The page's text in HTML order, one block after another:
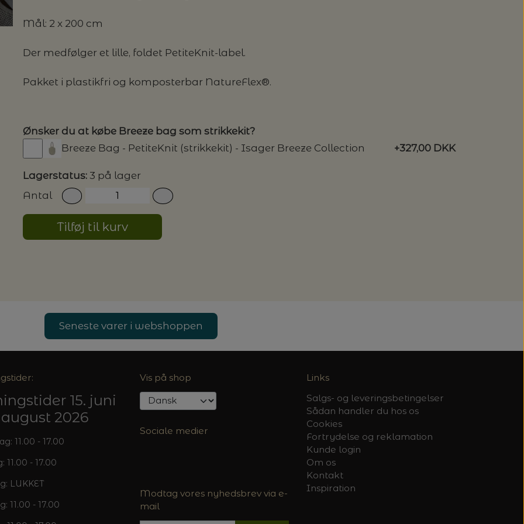
Mål: 2 x 200 cm
Der medfølger et lille, foldet PetiteKnit-label.
Pakket i plastikfri og komposterbar NatureFlex®.
Ønsker du at købe Breeze bag som strikkekit?
Breeze Bag - PetiteKnit (strikkekit) - Isager Breeze Collection
+327,00 DKK
Lagerstatus: 3 på lager
Antal
Tilføj til kurv
Seneste varer i webshoppen
15. juni
august 2026
11.00 - 17.00
11.00 - 17.00
LUKKET
11.00 - 17.00
Vis på shop
Sociale medier
Modtag vores nyhedsbrev via e-
mail
Links
Salgs- og leveringsbetingelser
Sådan handler du hos os
Cookies
Fortrydelse og reklamation
Kunde login
Om os
Kontakt
Inspiration